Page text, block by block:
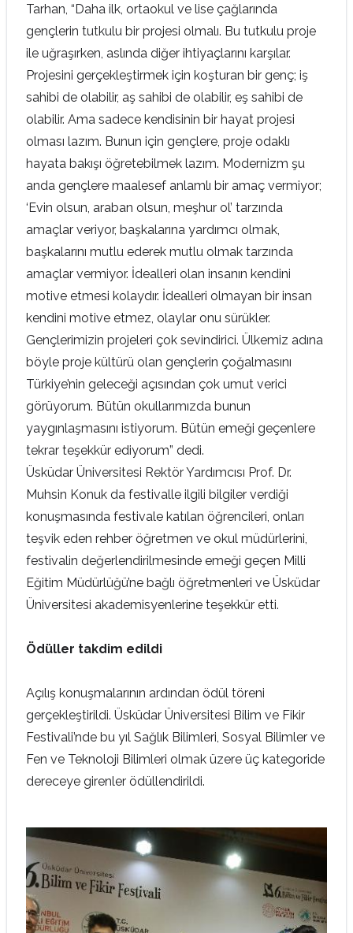
Tarhan, “Daha ilk, ortaokul ve lise çağlarında
gençlerin tutkulu bir projesi olmalı. Bu tutkulu proje
ile uğraşırken, aslında diğer ihtiyaçlarını karşılar.
Projesini gerçekleştirmek için koşturan bir genç; iş
sahibi de olabilir, aş sahibi de olabilir, eş sahibi de
olabilir. Ama sadece kendisinin bir hayat projesi
olması lazım. Bunun için gençlere, proje odaklı
hayata bakışı öğretebilmek lazım. Modernizm şu
anda gençlere maalesef anlamlı bir amaç vermiyor;
‘Evin olsun, araban olsun, meşhur ol’ tarzında
amaçlar veriyor, başkalarına yardımcı olmak,
başkalarını mutlu ederek mutlu olmak tarzında
amaçlar vermiyor. İdealleri olan insanın kendini
motive etmesi kolaydır. İdealleri olmayan bir insan
kendini motive etmez, olaylar onu sürükler.
Gençlerimizin projeleri çok sevindirici. Ülkemiz adına
böyle proje kültürü olan gençlerin çoğalmasını
Türkiye’nin geleceği açısından çok umut verici
görüyorum. Bütün okullarımızda bunun
yaygınlaşmasını istiyorum. Bütün emeği geçenlere
tekrar teşekkür ediyorum” dedi.
Üsküdar Üniversitesi Rektör Yardımcısı Prof. Dr.
Muhsin Konuk da festivalle ilgili bilgiler verdiği
konuşmasında festivale katılan öğrencileri, onları
teşvik eden rehber öğretmen ve okul müdürlerini,
festivalin değerlendirilmesinde emeği geçen Milli
Eğitim Müdürlüğü’ne bağlı öğretmenleri ve Üsküdar
Üniversitesi akademisyenlerine teşekkür etti.
Ödüller takdim edildi
Açılış konuşmalarının ardından ödül töreni
gerçekleştirildi. Üsküdar Üniversitesi Bilim ve Fikir
Festivali’nde bu yıl Sağlık Bilimleri, Sosyal Bilimler ve
Fen ve Teknoloji Bilimleri olmak üzere üç kategoride
dereceye girenler ödüllendirildi.